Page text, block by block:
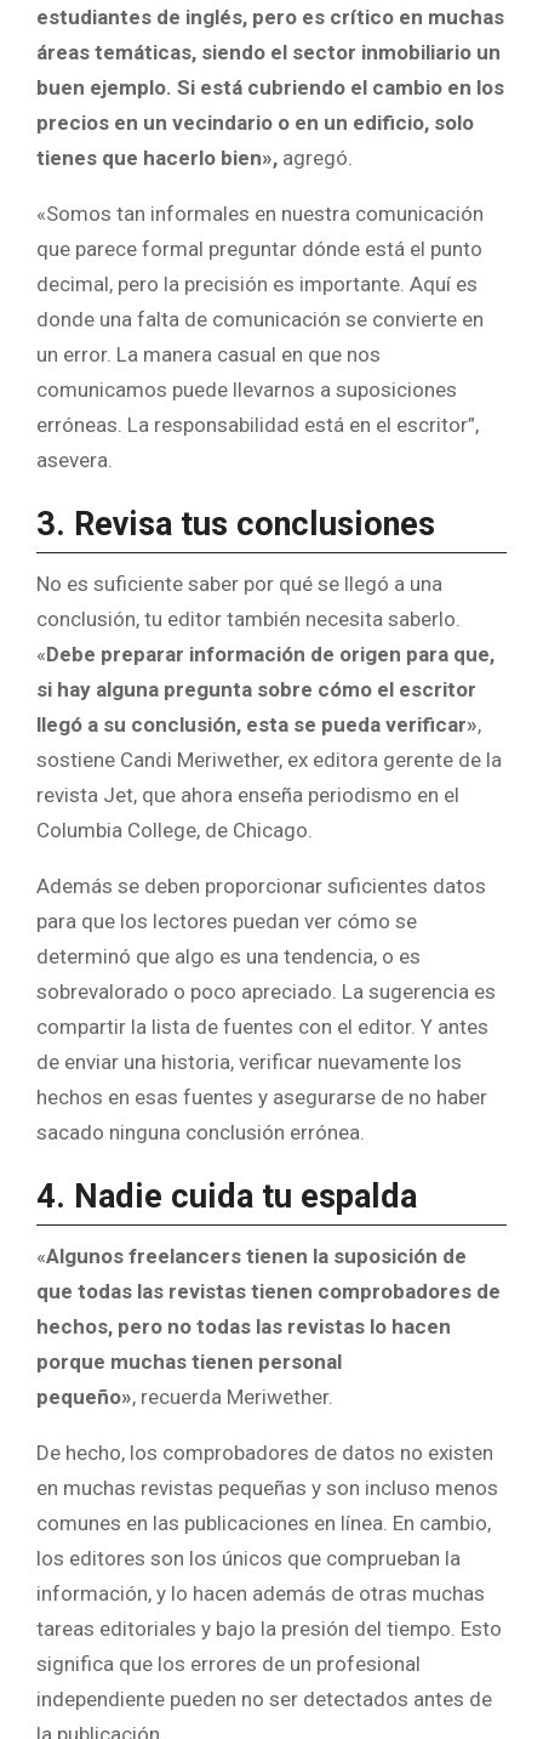
estudiantes de inglés, pero es crítico en muchas
áreas temáticas, siendo el sector inmobiliario un
buen ejemplo. Si está cubriendo el cambio en los
precios en un vecindario o en un edificio, solo
tienes que hacerlo bien», agregó.
«Somos tan informales en nuestra comunicación
que parece formal preguntar dónde está el punto
decimal, pero la precisión es importante. Aquí es
donde una falta de comunicación se convierte en
un error. La manera casual en que nos
comunicamos puede llevarnos a suposiciones
erróneas. La responsabilidad está en el escritor”,
asevera.
3. Revisa tus conclusiones
No es suficiente saber por qué se llegó a una
conclusión, tu editor también necesita saberlo.
«Debe preparar información de origen para que,
si hay alguna pregunta sobre cómo el escritor
llegó a su conclusión, esta se pueda verificar»,
sostiene Candi Meriwether, ex editora gerente de la
revista Jet, que ahora enseña periodismo en el
Columbia College, de Chicago.
Además se deben proporcionar suficientes datos
para que los lectores puedan ver cómo se
determinó que algo es una tendencia, o es
sobrevalorado o poco apreciado. La sugerencia es
compartir la lista de fuentes con el editor. Y antes
de enviar una historia, verificar nuevamente los
hechos en esas fuentes y asegurarse de no haber
sacado ninguna conclusión errónea.
4. Nadie cuida tu espalda
«Algunos freelancers tienen la suposición de
que todas las revistas tienen comprobadores de
hechos, pero no todas las revistas lo hacen
porque muchas tienen personal
pequeño», recuerda Meriwether.
De hecho, los comprobadores de datos no existen
en muchas revistas pequeñas y son incluso menos
comunes en las publicaciones en línea. En cambio,
los editores son los únicos que comprueban la
información, y lo hacen además de otras muchas
tareas editoriales y bajo la presión del tiempo. Esto
significa que los errores de un profesional
independiente pueden no ser detectados antes de